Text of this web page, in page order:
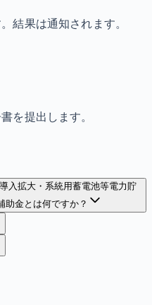
結果は通知されます。
を提出します。
入拡大・系統用蓄電池等電力貯
助金とは何ですか？